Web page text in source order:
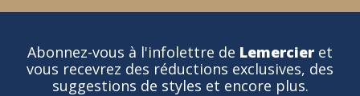
Abonnez-vous à l'infolettre de Lemercier et
vous recevrez des réductions exclusives, des
suggestions de styles et encore plus.